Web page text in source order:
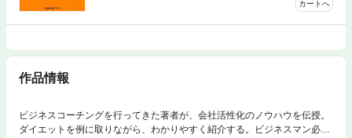
カートへ
作品情報
ビジネスコーチングを行ってきた著者が、会社活性化のノウハウを伝授。
ダイエットを例に取りながら、わかりやすく紹介する。ビジネスマン必